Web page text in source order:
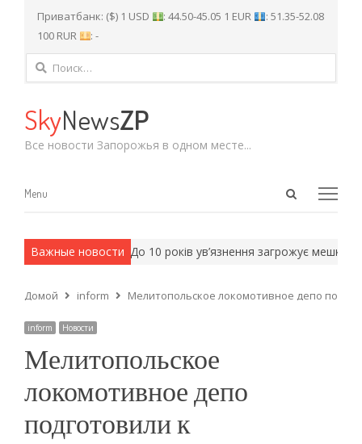
Приватбанк: ($) 1 USD : 44.50-45.05 1 EUR
: 51.35-52.08
100 RUR
: -
Найти:
SkyNewsZP
Все новости Запорожья в одном месте...
Open
Menu
Menu
Важные новости
методы. До 10 років ув’язнення загрожує
Домой inform Мелитопольское локомотивное депо
inform Новости
Мелитопольское
локомотивное депо
подготовили к